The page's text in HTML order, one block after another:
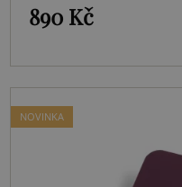
890 Kč
NOVINKA